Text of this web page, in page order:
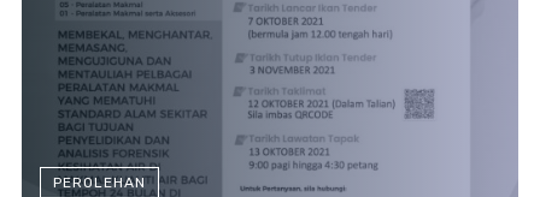
PEROLEHAN